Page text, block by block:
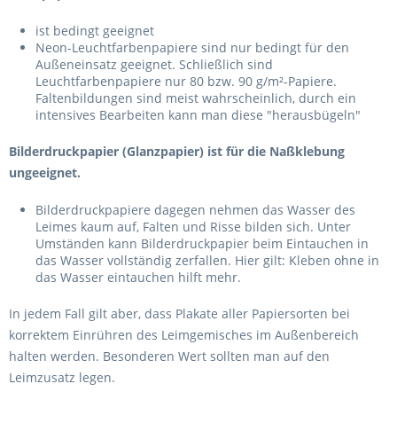
ist bedingt geeignet
Neon-Leuchtfarbenpapiere sind nur bedingt für den
Außeneinsatz geeignet. Schließlich sind
Leuchtfarbenpapiere nur 80 bzw. 90 g/m²-Papiere.
Faltenbildungen sind meist wahrscheinlich, durch ein
intensives Bearbeiten kann man diese "herausbügeln"
Bilderdruckpapier (Glanzpapier) ist für die Naßklebung
ungeeignet.
Bilderdruckpapiere dagegen nehmen das Wasser des
Leimes kaum auf, Falten und Risse bilden sich. Unter
Umständen kann Bilderdruckpapier beim Eintauchen in
das Wasser vollständig zerfallen. Hier gilt: Kleben ohne in
das Wasser eintauchen hilft mehr.
In jedem Fall gilt aber, dass Plakate aller Papiersorten bei
korrektem Einrühren des Leimgemisches im Außenbereich
halten werden. Besonderen Wert sollten man auf den
Leimzusatz legen.